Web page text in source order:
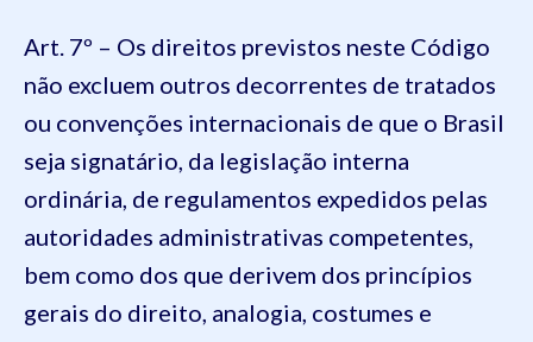
Art. 7º – Os direitos previstos neste Código
não excluem outros decorrentes de tratados
ou convenções internacionais de que o Brasil
seja signatário, da legislação interna
ordinária, de regulamentos expedidos pelas
autoridades administrativas competentes,
bem como dos que derivem dos princípios
gerais do direito, analogia, costumes e